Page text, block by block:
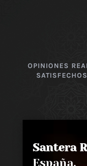
OPINIONES
Santera
España,